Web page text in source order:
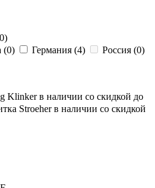
0)
(0) Германия (4) Россия (0)
Klinker в наличии со скидкой до
Stroeher в наличии со скидкой